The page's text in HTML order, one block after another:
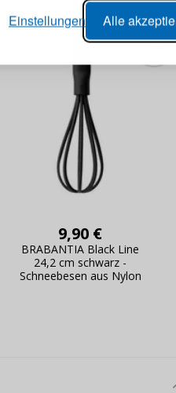
Alle
Einstellungen
9,90 €
BRABANTIA Black Line
24,2 cm schwarz -
Schneebesen aus Nylon